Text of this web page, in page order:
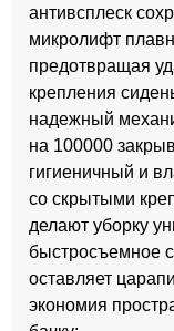
антивсплеск
микролифт
предотвращая
крепления
надежный
на 100000
гигиеничный и
со скрытыми
делают уборку
быстросъемное
оставляет
экономия